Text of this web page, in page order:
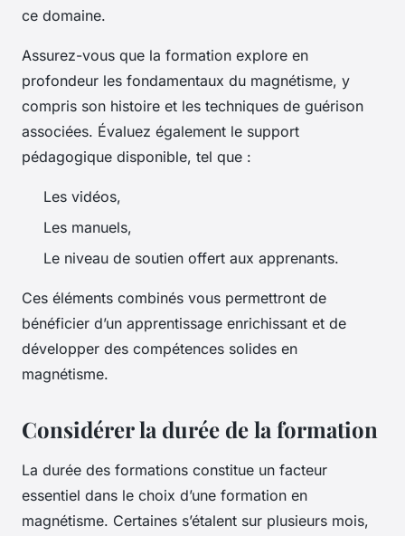
ce domaine.
Assurez-vous que la formation explore en
profondeur les fondamentaux du magnétisme, y
compris son histoire et les techniques de guérison
associées. Évaluez également le support
pédagogique disponible, tel que :
Les vidéos,
Les manuels,
Le niveau de soutien offert aux apprenants.
Ces éléments combinés vous permettront de
bénéficier d’un apprentissage enrichissant et de
développer des compétences solides en
magnétisme.
Considérer la durée de la formation
La durée des formations constitue un facteur
essentiel dans le choix d’une formation en
magnétisme. Certaines s’étalent sur plusieurs mois,